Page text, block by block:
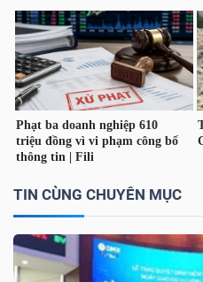
TIN CÙNG CHUYÊN MỤC
DƯƠNG
TÀI
CHÍNH
CÁ
NHÂN
PHÂN
TÍCH